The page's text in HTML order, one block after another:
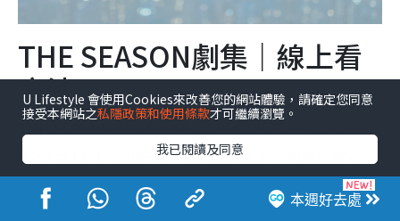
THE SEASON劇集｜線上看
方法
THE SEASON 邊度有得睇？
《THE SEASON》全劇共6
集於6月17日（星期三）在Viu獨家上架。觀眾可透過
Viu（香港、東南亞、中東、南非）、Now TV（香
港）、Hulu（美國）等平台收看。
本週好去處
U Lifestyle 會使用Cookies來改善您的網站體驗，請確定您同意
接受本網站之私隱政策和使用條款才可繼續瀏覽。
我已閱讀及同意